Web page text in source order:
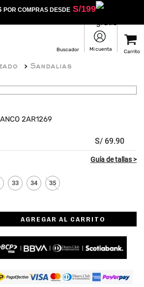
POR COMPRAS DESDES/199
Sandalias
2AR1269
S/ 69.90
33 34 35
AGREGAR AL CARRITO